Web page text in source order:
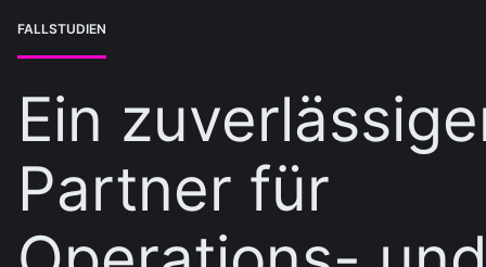
FALLSTUDIEN
Ein
Partner für